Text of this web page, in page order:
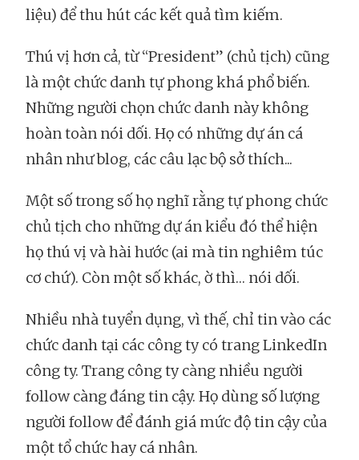
liệu) để thu hút các kết quả tìm kiếm.
Thú vị hơn cả, từ “President” (chủ tịch) cũng
là một chức danh tự phong khá phổ biến.
Những người chọn chức danh này không
hoàn toàn nói dối. Họ có những dự án cá
nhân như blog, các câu lạc bộ sở thích...
Một số trong số họ nghĩ rằng tự phong chức
chủ tịch cho những dự án kiểu đó thể hiện
họ thú vị và hài hước (ai mà tin nghiêm túc
cơ chứ). Còn một số khác, ờ thì… nói dối.
Nhiều nhà tuyển dụng, vì thế, chỉ tin vào các
chức danh tại các công ty có trang LinkedIn
công ty. Trang công ty càng nhiều người
follow càng đáng tin cậy. Họ dùng số lượng
người follow để đánh giá mức độ tin cậy của
một tổ chức hay cá nhân.